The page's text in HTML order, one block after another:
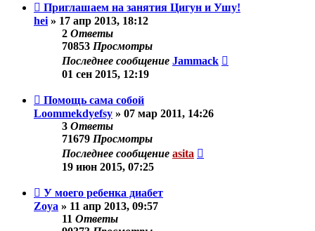
Приглашаем на занятия Цигун и Ушу!
hei » 17 апр 2013, 18:12
2 Ответы
70853 Просмотры
Последнее сообщение Jammack
01 сен 2015, 12:19
Помощь сама собой
Loommekdyefsy » 07 мар 2011, 14:26
3 Ответы
71679 Просмотры
Последнее сообщение asita
19 июн 2015, 07:25
У моего ребенка диабет
Zoya » 11 апр 2013, 09:57
11 Ответы